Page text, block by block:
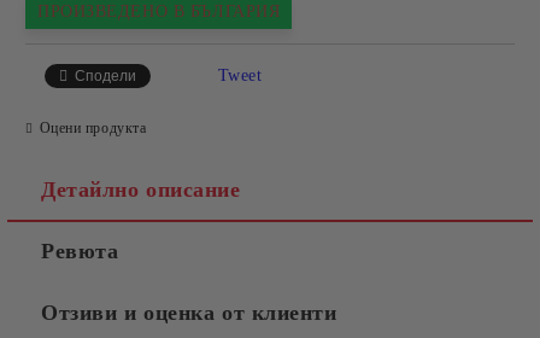
ПРОИЗВЕДЕНО В БЪЛГАРИЯ
Сподели Tweet
Оцени продукта
Детайлно описание
Ревюта
Отзиви и оценка от клиенти